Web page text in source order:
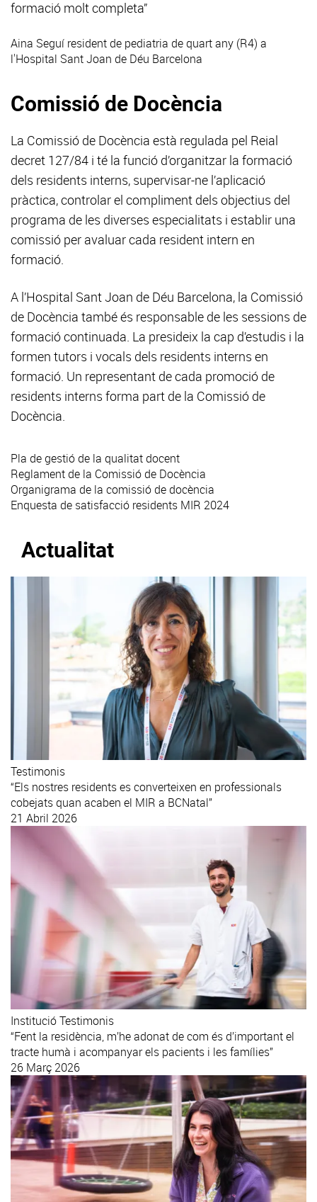
formació molt completa”
Aina Seguí resident de pediatria de quart any (R4) a
l'Hospital Sant Joan de Déu Barcelona
Comissió de Docència
La Comissió de Docència està regulada pel Reial
decret 127/84 i té la funció d’organitzar la formació
dels residents interns, supervisar-ne l’aplicació
pràctica, controlar el compliment dels objectius del
programa de les diverses especialitats i establir una
comissió per avaluar cada resident intern en
formació.
A l’Hospital Sant Joan de Déu Barcelona, la Comissió
de Docència també és responsable de les sessions de
formació continuada. La presideix la cap d’estudis i la
formen tutors i vocals dels residents interns en
formació. Un representant de cada promoció de
residents interns forma part de la Comissió de
Docència.
Pla de gestió de la qualitat docent
Reglament de la Comissió de Docència
Organigrama de la comissió de docència
Enquesta de satisfacció residents MIR 2024
Actualitat
Testimonis
“Els nostres residents es converteixen en professionals
cobejats quan acaben el MIR a BCNatal”
21 Abril 2026
InstitucióTestimonis
“Fent la residència, m’he adonat de com és d’important el
tracte humà i acompanyar els pacients i les famílies”
26 Març 2026